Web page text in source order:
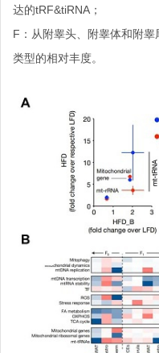
达的tRF&tiRNA；
F：从附睾头、附睾体和附
类型的相对丰度。